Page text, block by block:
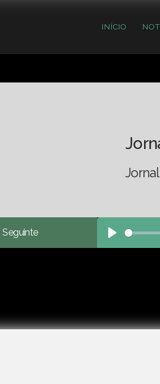
INÍCIO
Seguinte
Play